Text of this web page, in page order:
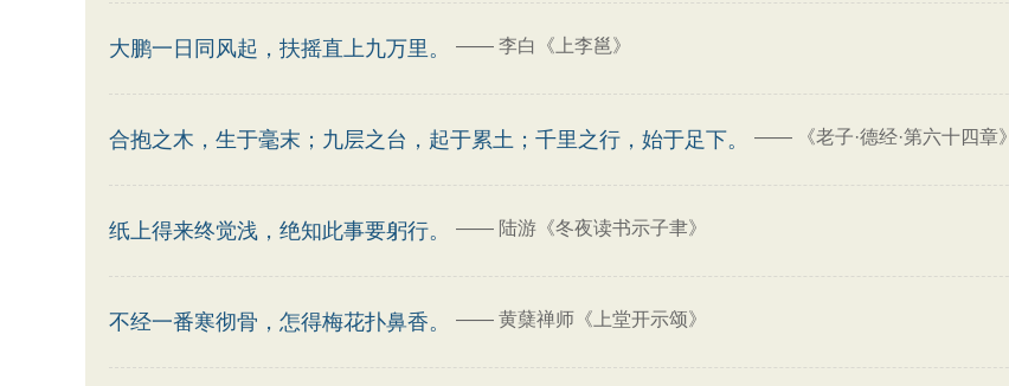
大鹏一日同风起，扶摇直上九万里。 —— 李白《上李邕》
合抱之木，生于毫末；九层之台，起于累土；千里之行，始于足下。 —— 《老子·德经·第六十四章》
纸上得来终觉浅，绝知此事要躬行。 —— 陆游《冬夜读书示子聿》
不经一番寒彻骨，怎得梅花扑鼻香。 —— 黄蘖禅师《上堂开示颂》